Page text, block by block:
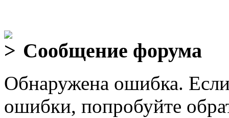
Сообщение форума
Обнаружена ошибка.
ошибки, попробуйте